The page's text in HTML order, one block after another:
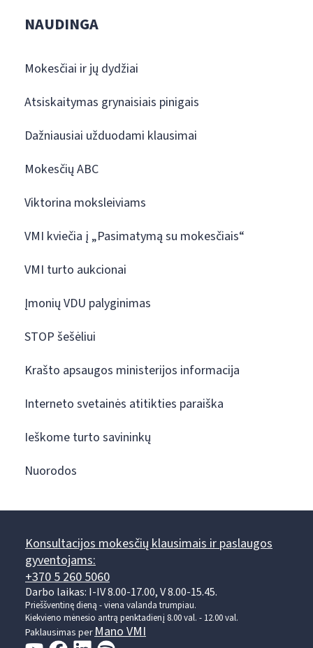
NAUDINGA
Mokesčiai ir jų dydžiai
Atsiskaitymas grynaisiais pinigais
Dažniausiai užduodami klausimai
Mokesčių ABC
Viktorina moksleiviams
VMI kviečia į „Pasimatymą su mokesčiais“
VMI turto aukcionai
Įmonių VDU palyginimas
STOP šešėliui
Krašto apsaugos ministerijos informacija
Interneto svetainės atitikties paraiška
Ieškome turto savininkų
Nuorodos
Konsultacijos mokesčių klausimais ir paslaugos
gyventojams:
+370 5 260 5060
Darbo laikas: I-IV 8.00-17.00, V 8.00-15.45.
Prieššventinę dieną - viena valanda trumpiau.
Kiekvieno mėnesio antrą penktadienį 8.00 val. - 12.00 val.
Paklausimas per Mano VMI